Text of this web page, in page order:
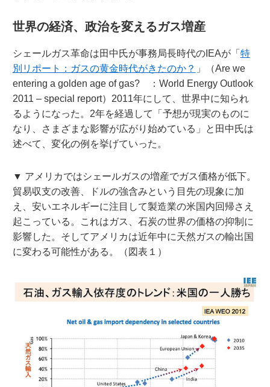
世界の経済、政治を変えるガス増産
シェールガス革命は田中氏が事務局長時代のIEAが「 特
別リポート：ガスの黄金時代がきたのか？ 」（Are we
entering a golden age of gas? ：World Energy Outlook
2011 – special report）2011年にして、世界中に知られ
るようになった。2年を経過して「予想が現実のものに
なり、さまざまな影響が広がり始めている」と田中氏は
述べて、変化の例を挙げていった。
▼ アメリカではシェールガスの増産でガス価格が低下。
貿易収支の改善、ドルの強含みという目先の現象に加
え、安いエネルギーに注目して製造業の米国内回帰さえ
起こっている。これはガス、石炭の世界の価格の抑制に
影響した。そしてアメリカは近年中に天然ガスの輸出国
に変わる可能性がある。（図表１）